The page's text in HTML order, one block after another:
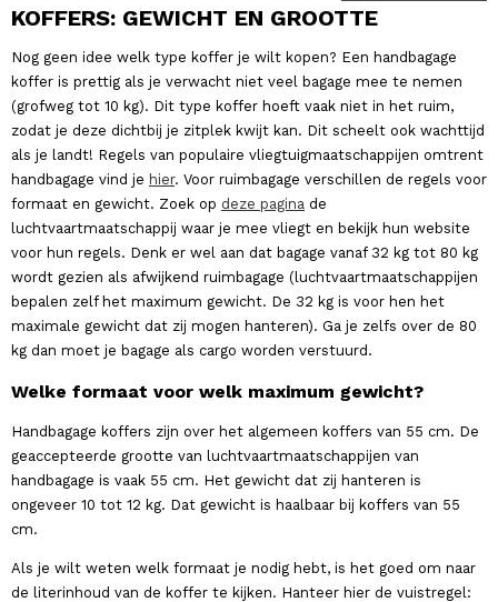
KOFFERS: GEWICHT EN GROOTTE
Nog geen idee welk type koffer je wilt kopen? Een handbagage
koffer is prettig als je verwacht niet veel bagage mee te nemen
(grofweg tot 10 kg). Dit type koffer hoeft vaak niet in het ruim,
zodat je deze dichtbij je zitplek kwijt kan. Dit scheelt ook wachttijd
als je landt! Regels van populaire vliegtuigmaatschappijen omtrent
handbagage vind je hier. Voor ruimbagage verschillen de regels voor
formaat en gewicht. Zoek op deze pagina de
luchtvaartmaatschappij waar je mee vliegt en bekijk hun website
voor hun regels. Denk er wel aan dat bagage vanaf 32 kg tot 80 kg
wordt gezien als afwijkend ruimbagage (luchtvaartmaatschappijen
bepalen zelf het maximum gewicht. De 32 kg is voor hen het
maximale gewicht dat zij mogen hanteren). Ga je zelfs over de 80
kg dan moet je bagage als cargo worden verstuurd.
Welke formaat voor welk maximum gewicht?
Handbagage koffers zijn over het algemeen koffers van 55 cm. De
geaccepteerde grootte van luchtvaartmaatschappijen van
handbagage is vaak 55 cm. Het gewicht dat zij hanteren is
ongeveer 10 tot 12 kg. Dat gewicht is haalbaar bij koffers van 55
cm.
Als je wilt weten welk formaat je nodig hebt, is het goed om naar
de literinhoud van de koffer te kijken. Hanteer hier de vuistregel: